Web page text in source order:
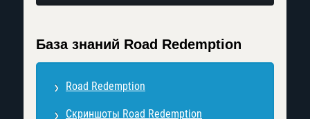
База знаний Road Redemption
Road Redemption
Скриншоты Road Redemption